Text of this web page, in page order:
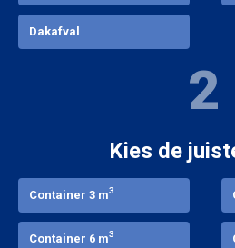
Dakafval
2
Kies de
Container 3 m3
Container 6 m3